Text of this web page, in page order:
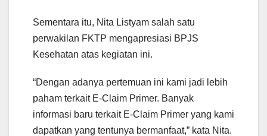
Sementara itu, Nita Listyam salah satu
perwakilan FKTP mengapresiasi BPJS
Kesehatan atas kegiatan ini.
“Dengan adanya pertemuan ini kami jadi lebih
paham terkait E-Claim Primer. Banyak
informasi baru terkait E-Claim Primer yang kami
dapatkan yang tentunya bermanfaat,” kata Nita.